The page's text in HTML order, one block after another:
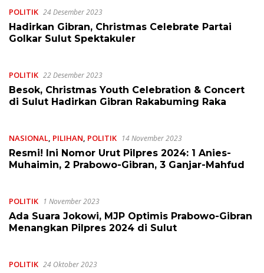
POLITIK 24 Desember 2023
Hadirkan Gibran, Christmas Celebrate Partai
Golkar Sulut Spektakuler
POLITIK 22 Desember 2023
Besok, Christmas Youth Celebration & Concert
di Sulut Hadirkan Gibran Rakabuming Raka
NASIONAL, PILIHAN, POLITIK 14 November 2023
Resmi! Ini Nomor Urut Pilpres 2024: 1 Anies-
Muhaimin, 2 Prabowo-Gibran, 3 Ganjar-Mahfud
POLITIK 1 November 2023
Ada Suara Jokowi, MJP Optimis Prabowo-Gibran
Menangkan Pilpres 2024 di Sulut
POLITIK 24 Oktober 2023